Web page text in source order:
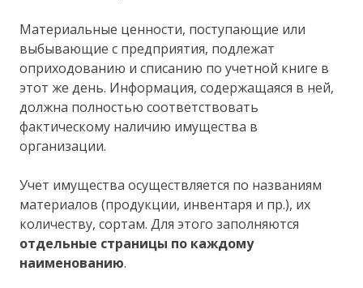
Материальные ценности, поступающие или
выбывающие с предприятия, подлежат
оприходованию и списанию по учетной книге в
этот же день. Информация, содержащаяся в ней,
должна полностью соответствовать
фактическому наличию имущества в
организации.
Учет имущества осуществляется по названиям
материалов (продукции, инвентаря и пр.), их
количеству, сортам. Для этого заполняются
отдельные страницы по каждому
наименованию.